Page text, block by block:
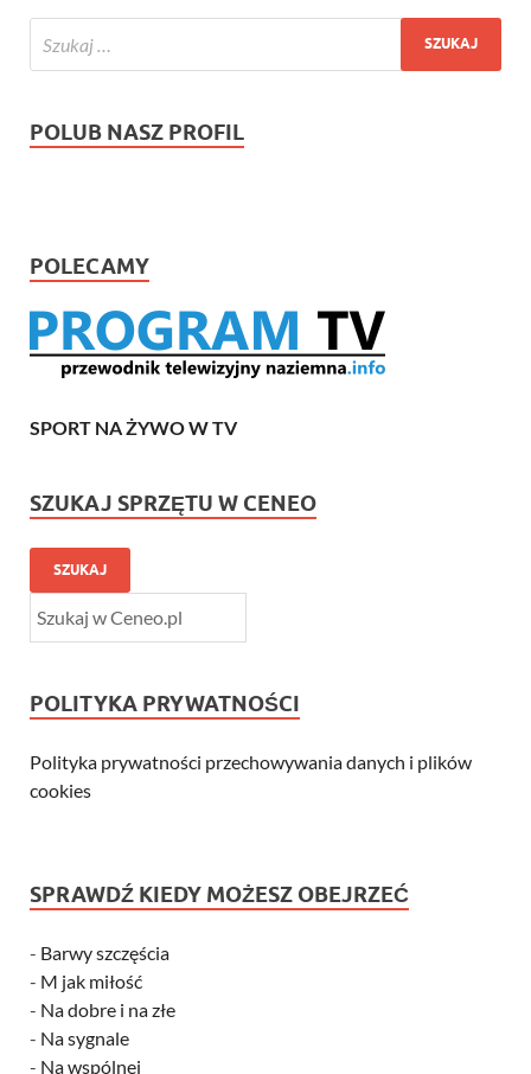
POLUB NASZ PROFIL
POLECAMY
SPORT NA ŻYWO W TV
SZUKAJ SPRZĘTU W CENEO
SZUKAJ
POLITYKA PRYWATNOŚCI
Polityka prywatności przechowywania danych i plików
cookies
SPRAWDŹ KIEDY MOŻESZ OBEJRZEĆ
- Barwy szczęścia
- M jak miłość
- Na dobre i na złe
- Na sygnale
- Na wspólnej